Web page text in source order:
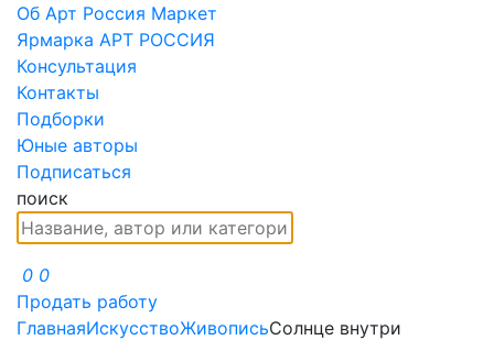
Об Арт Россия Маркет
Ярмарка АРТ РОССИЯ
Консультация
Контакты
Подборки
Юные авторы
Подписаться
поиск
0 0
Продать работу
ГлавнаяИскусствоЖивописьСолнце внутри